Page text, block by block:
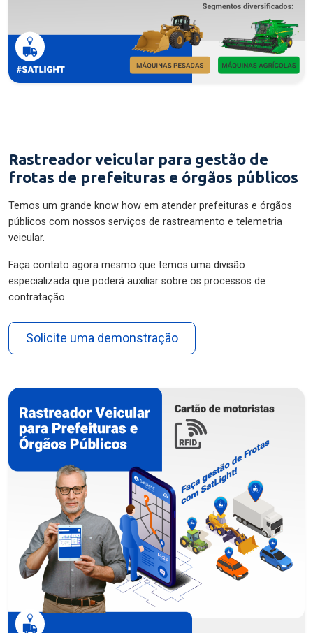
Rastreador veicular para gestão de
frotas de prefeituras e órgãos públicos
Temos um grande know how em atender prefeituras e órgãos
públicos com nossos serviços de rastreamento e telemetria
veicular.
Faça contato agora mesmo que temos uma divisão
especializada que poderá auxiliar sobre os processos de
contratação.
Solicite uma demonstração